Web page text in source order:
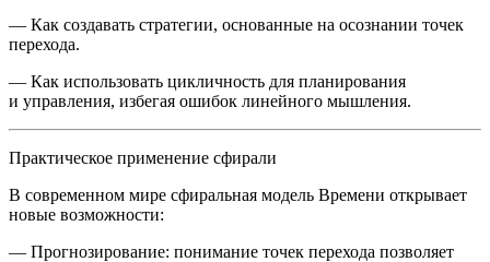
— Как создавать стратегии, основанные на осознании точек
перехода.
— Как использовать цикличность для планирования
и управления, избегая ошибок линейного мышления.
Практическое применение сфирали
В современном мире сфиральная модель Времени открывает
новые возможности:
— Прогнозирование: понимание точек перехода позволяет